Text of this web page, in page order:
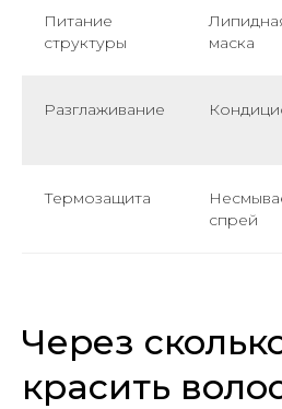
Питание
структуры
маска
Разглаживание
Термозащита
спрей
Через
красить